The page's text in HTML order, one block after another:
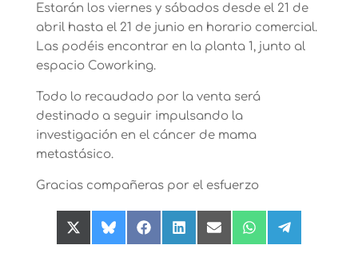
Estarán los viernes y sábados desde el 21 de
abril hasta el 21 de junio en horario comercial.
Las podéis encontrar en la planta 1, junto al
espacio Coworking.
Todo lo recaudado por la venta será
destinado a seguir impulsando la
investigación en el cáncer de mama
metastásico.
Gracias compañeras por el esfuerzo
Compartir
en
Compartir
en
Compartir
en
Compartir
en
Compartir
en
Compartir
en
Compartir
en